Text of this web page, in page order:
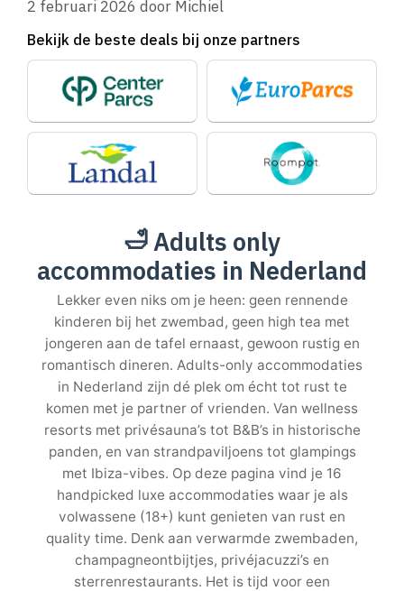
2 februari 2026 door Michiel
Bekijk de beste deals bij onze partners
🛁 Adults only
accommodaties in Nederland
Lekker even niks om je heen: geen rennende
kinderen bij het zwembad, geen high tea met
jongeren aan de tafel ernaast, gewoon rustig en
romantisch dineren. Adults-only accommodaties
in Nederland zijn dé plek om écht tot rust te
komen met je partner of vrienden. Van wellness
resorts met privésauna’s tot B&B’s in historische
panden, en van strandpaviljoens tot glampings
met Ibiza-vibes. Op deze pagina vind je 16
handpicked luxe accommodaties waar je als
volwassene (18+) kunt genieten van rust en
quality time. Denk aan verwarmde zwembaden,
champagneontbijtjes, privéjacuzzi’s en
sterrenrestaurants. Het is tijd voor een